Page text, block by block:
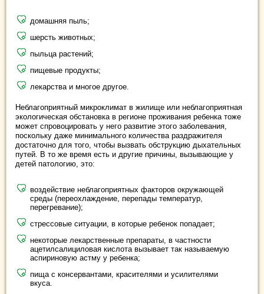
домашняя пыль;
шерсть животных;
пыльца растений;
пищевые продукты;
лекарства и многое другое.
Неблагоприятный микроклимат в жилище или неблагоприятная
экологическая обстановка в регионе проживания ребенка тоже
может спровоцировать у него развитие этого заболевания,
поскольку даже минимального количества раздражителя
достаточно для того, чтобы вызвать обструкцию дыхательных
путей. В то же время есть и другие причины, вызывающие у
детей патологию, это:
воздействие неблагоприятных факторов окружающей
среды (переохлаждение, перепады температур,
перегревание);
стрессовые ситуации, в которые ребенок попадает;
некоторые лекарственные препараты, в частности
ацетилсалициловая кислота вызывает так называемую
аспириновую астму у ребенка;
пища с консервантами, красителями и усилителями
вкуса.